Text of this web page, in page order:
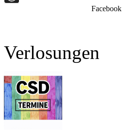
Facebook
Verlosungen